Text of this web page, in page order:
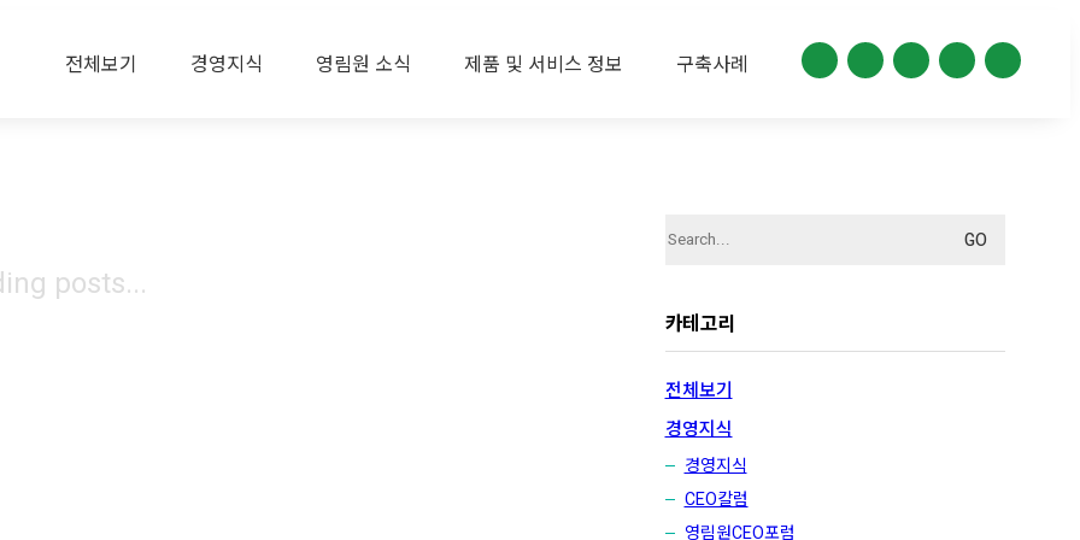
전체보기 경영지식 영림원 소식 제품 및 서비스 정보 구축사례
posts...
Search
카테고리
전체보기
경영지식
경영지식
CEO칼럼
영림원CEO포럼